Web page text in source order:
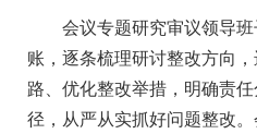
会议专题研究审议领导班
账，逐条梳理研讨整改方向
路、优化整改举措，明确责
径，从严从实抓好问题整改